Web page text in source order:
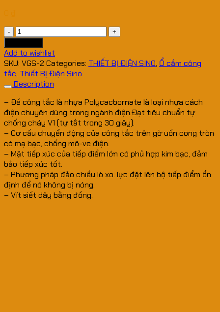
Công
Tắc
VGS/2
quantity
Add to wishlist
SKU: VGS-2 Categories: THIẾT BỊ ĐIỆN SINO, Ổ cắm công
tắc, Thiết Bị Điện Sino
Description
– Đế công tắc là nhựa Polycacbornate là loại nhựa cách
điện chuyên dùng trong ngành điện.Đạt tiêu chuẩn tự
chống cháy V1 (tự tắt trong 30 giây).
– Cơ cấu chuyển động của công tắc trên gờ uốn cong tròn
có mạ bạc, chống mô-ve điện.
– Mặt tiếp xúc của tiếp điểm lớn có phủ hợp kim bạc, đảm
bảo tiếp xúc tốt.
– Phương pháp đảo chiều lò xo: lực đặt lên bộ tiếp điểm ổn
định để nó không bị nóng.
– Vít siết dây bằng đồng.